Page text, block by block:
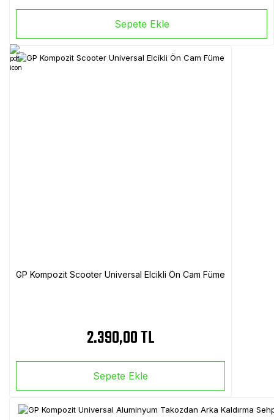
Sepete Ekle
GP Kompozit Scooter Universal Elcikli Ön Cam Füme
2.390,00 TL
Sepete Ekle